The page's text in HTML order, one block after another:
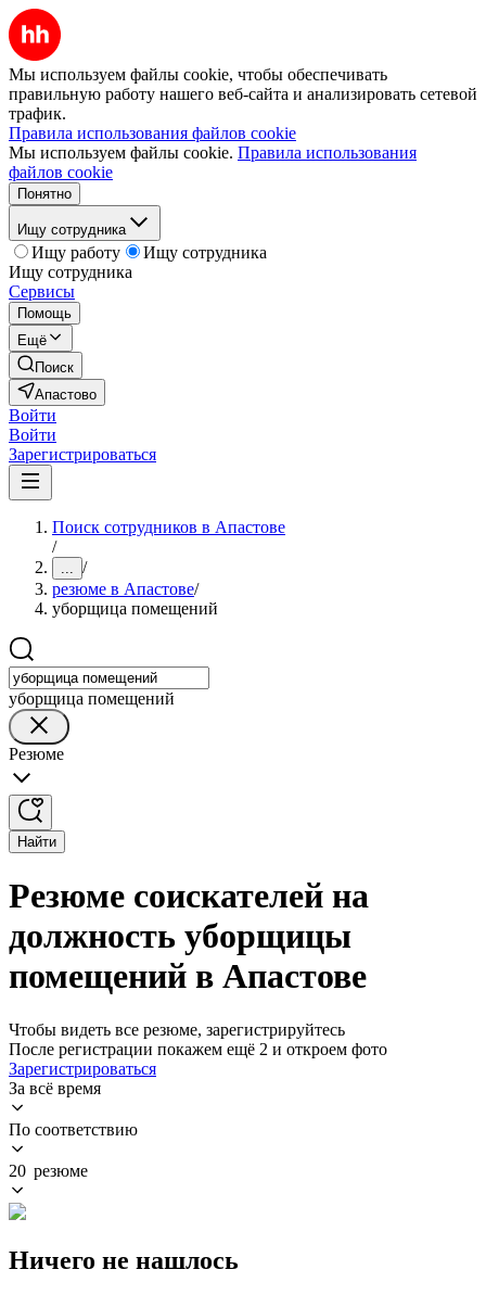
Мы используем файлы cookie, чтобы обеспечивать
правильную работу нашего веб-сайта и анализировать сетевой
трафик.
Правила использования файлов cookie
Мы используем файлы cookie. Правила использования
файлов cookie
Понятно
Ищу сотрудника
Ищу работу
Ищу сотрудника
Ищу сотрудника
Сервисы
Помощь
Ещё
Поиск
Апастово
Войти
Войти
Зарегистрироваться
Поиск сотрудников в Апастове
/
... /
резюме в Апастове/
уборщица помещений
уборщица помещений
Резюме
Найти
Резюме соискателей на
должность уборщицы
помещений в Апастове
Чтобы видеть все резюме, зарегистрируйтесь
После регистрации покажем ещё 2 и откроем фото
Зарегистрироваться
За всё время
По соответствию
20 резюме
Ничего не нашлось